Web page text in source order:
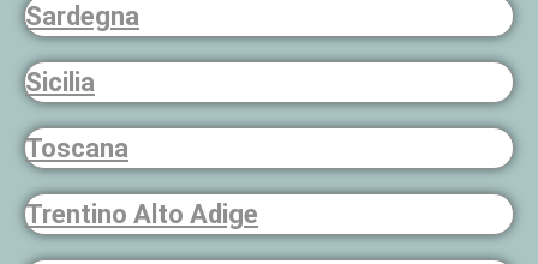
Sardegna
Sicilia
Toscana
Trentino Alto Adige